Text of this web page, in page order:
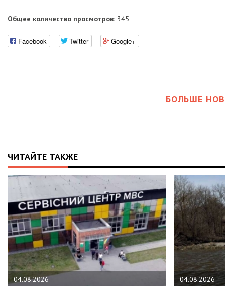
Общее количество просмотров: 345
Facebook Twitter Google+
БОЛЬШЕ
ЧИТАЙТЕ ТАКЖЕ
04.08.2026 04.08.2026